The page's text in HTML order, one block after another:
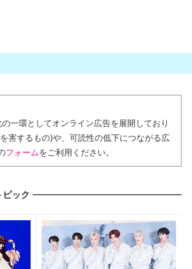
一環としてオンライン広告を展開しており
害するもの)や、可読性の低下につながる広
フォームをご利用ください。
ピック